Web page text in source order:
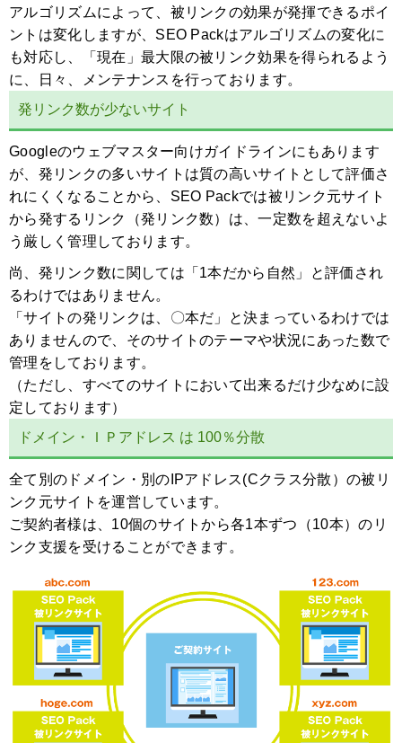
アルゴリズムによって、被リンクの効果が発揮できるポイ
ントは変化しますが、SEO Packはアルゴリズムの変化に
も対応し、「現在」最大限の被リンク効果を得られるよう
に、日々、メンテナンスを行っております。
発リンク数が少ないサイト
Googleのウェブマスター向けガイドラインにもあります
が、発リンクの多いサイトは質の高いサイトとして評価さ
れにくくなることから、SEO Packでは被リンク元サイト
から発するリンク（発リンク数）は、一定数を超えないよ
う厳しく管理しております。
尚、発リンク数に関しては「1本だから自然」と評価され
るわけではありません。
「サイトの発リンクは、〇本だ」と決まっているわけでは
ありませんので、そのサイトのテーマや状況にあった数で
管理をしております。
（ただし、すべてのサイトにおいて出来るだけ少なめに設
定しております）
ドメイン・ＩＰアドレス は 100％分散
全て別のドメイン・別のIPアドレス(Cクラス分散）の被リ
ンク元サイトを運営しています。
ご契約者様は、10個のサイトから各1本ずつ（10本）のリ
ンク支援を受けることができます。